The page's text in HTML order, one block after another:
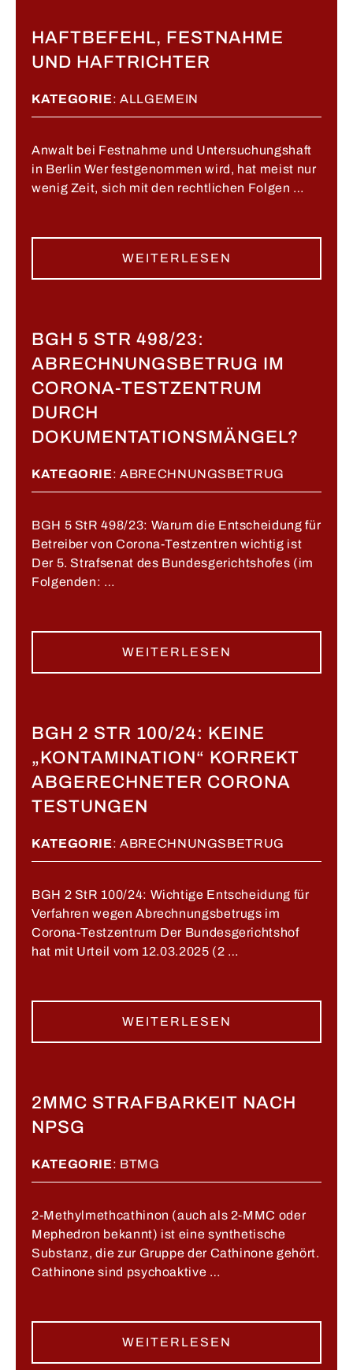
HAFTBEFEHL, FESTNAHME
UND HAFTRICHTER
KATEGORIE:ALLGEMEIN
Anwalt bei Festnahme und Untersuchungshaft
in Berlin Wer festgenommen wird, hat meist nur
wenig Zeit, sich mit den rechtlichen Folgen …
WEITERLESEN
BGH 5 STR 498/23:
ABRECHNUNGSBETRUG IM
CORONA-TESTZENTRUM
DURCH
DOKUMENTATIONSMÄNGEL?
KATEGORIE:ABRECHNUNGSBETRUG
BGH 5 StR 498/23: Warum die Entscheidung für
Betreiber von Corona-Testzentren wichtig ist
Der 5. Strafsenat des Bundesgerichtshofes (im
Folgenden: …
WEITERLESEN
BGH 2 STR 100/24: KEINE
„KONTAMINATION“ KORREKT
ABGERECHNETER CORONA
TESTUNGEN
KATEGORIE:ABRECHNUNGSBETRUG
BGH 2 StR 100/24: Wichtige Entscheidung für
Verfahren wegen Abrechnungsbetrugs im
Corona-Testzentrum Der Bundesgerichtshof
hat mit Urteil vom 12.03.2025 (2 …
WEITERLESEN
​2MMC STRAFBARKEIT NACH
NPSG
KATEGORIE: BTMG
2-Methylmethcathinon (auch als 2-MMC oder
Mephedron bekannt) ist eine synthetische
Substanz, die zur Gruppe der Cathinone gehört.
Cathinone sind psychoaktive …
WEITERLESEN